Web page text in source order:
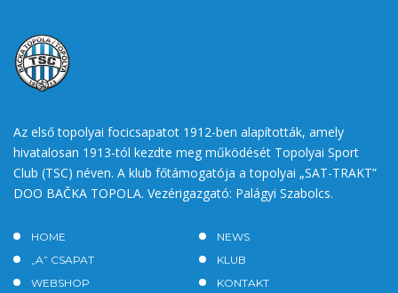
Az első topolyai focicsapatot 1912-ben alapították, amely
hivatalosan 1913-tól kezdte meg működését Topolyai Sport
Club (TSC) néven. A klub főtámogatója a topolyai „SAT-TRAKT”
DOO BAČKA TOPOLA. Vezérigazgató: Palágyi Szabolcs.
HOME
NEWS
„A” CSAPAT
KLUB
WEBSHOP
KONTAKT